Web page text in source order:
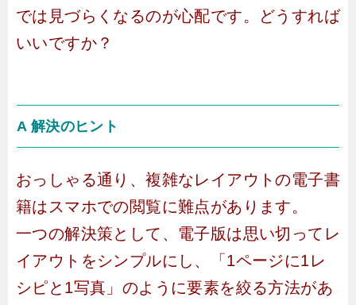
では見づらくなるのが心配です。どうすれば
いいですか？
A 解決のヒント
おっしゃる通り、複雑なレイアウトの電子書
籍はスマホでの閲覧に難点があります。
一つの解決策として、電子版は思い切ってレ
イアウトをシンプルにし、「1ページに1レ
シピと1写真」のように要素を絞る方法があ